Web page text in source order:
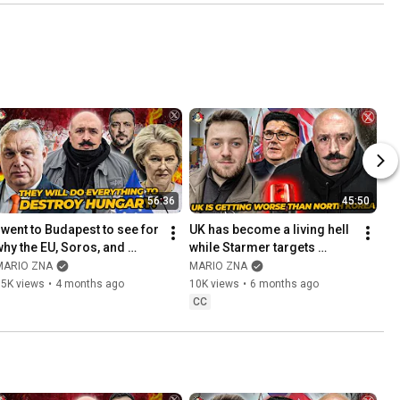
56:36
I went to Budapest to see for
the EU, Soros, and
are so desperate
take down Orban
ZNA
views • 4 months ago
45:50
UK has become a living hell
while Starmer targets
patriots | Calum Barker |
Mario ZNA, EP. 376
MARIO ZNA
10K views • 6 months ago
CC